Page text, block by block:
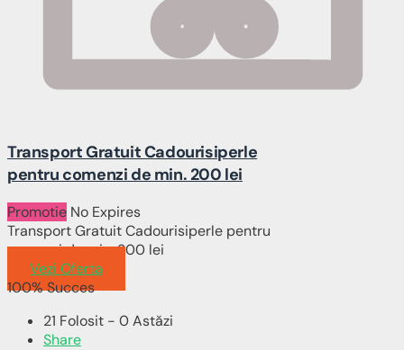
Transport Gratuit Cadourisiperle
pentru comenzi de min. 200 lei
Promotie No Expires
Transport Gratuit Cadourisiperle pentru
comenzi de min. 200 lei
Vezi Oferta
100% Succes
21 Folosit - 0 Astăzi
Share